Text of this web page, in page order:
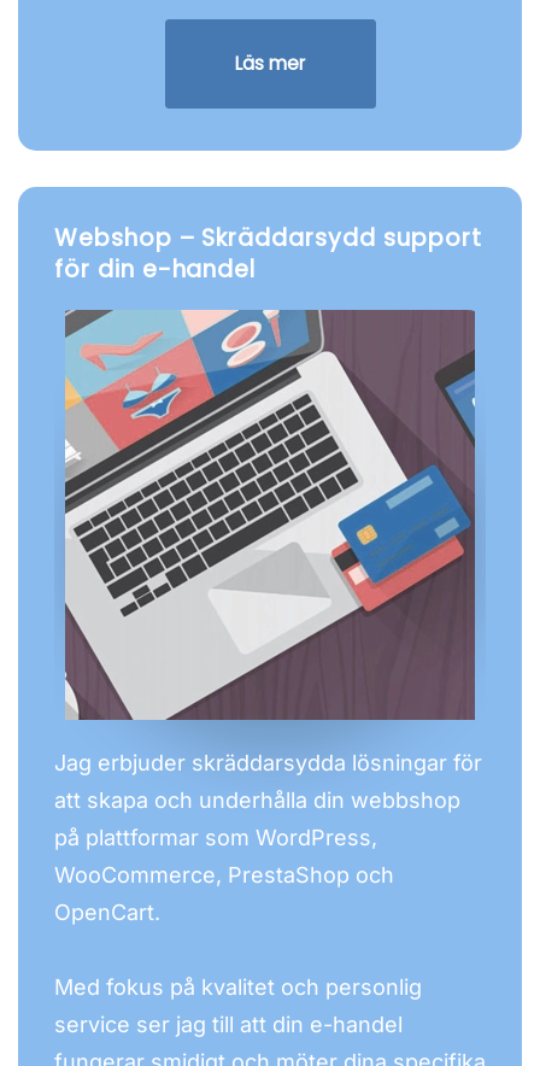
Läs mer
Webshop – Skräddarsydd support
för din e-handel
Jag erbjuder skräddarsydda lösningar för
att skapa och underhålla din webbshop
på plattformar som WordPress,
WooCommerce, PrestaShop och
OpenCart.
Med fokus på kvalitet och personlig
service ser jag till att din e-handel